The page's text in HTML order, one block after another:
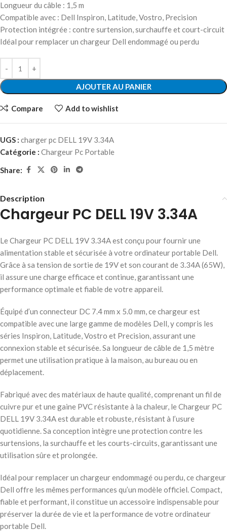
Longueur du câble : 1,5 m
Compatible avec : Dell Inspiron, Latitude, Vostro, Precision
Protection intégrée : contre surtension, surchauffe et court-circuit
Idéal pour remplacer un chargeur Dell endommagé ou perdu
AJOUTER AU PANIER
Compare Add to wishlist
UGS : charger pc DELL 19V 3.34A
Catégorie : Chargeur Pc Portable
Share:
Description
Chargeur PC DELL 19V 3.34A
Le Chargeur PC DELL 19V 3.34A est conçu pour fournir une
alimentation stable et sécurisée à votre ordinateur portable Dell.
Grâce à sa tension de sortie de 19V et son courant de 3.34A (65W),
il assure une charge efficace et continue, garantissant une
performance optimale et fiable de votre appareil.
Équipé d’un connecteur DC 7.4 mm x 5.0 mm, ce chargeur est
compatible avec une large gamme de modèles Dell, y compris les
séries Inspiron, Latitude, Vostro et Precision, assurant une
connexion stable et sécurisée. Sa longueur de câble de 1,5 mètre
permet une utilisation pratique à la maison, au bureau ou en
déplacement.
Fabriqué avec des matériaux de haute qualité, comprenant un fil de
cuivre pur et une gaine PVC résistante à la chaleur, le Chargeur PC
DELL 19V 3.34A est durable et robuste, résistant à l’usure
quotidienne. Sa conception intègre une protection contre les
surtensions, la surchauffe et les courts-circuits, garantissant une
utilisation sûre et prolongée.
Idéal pour remplacer un chargeur endommagé ou perdu, ce chargeur
Dell offre les mêmes performances qu’un modèle officiel. Compact,
fiable et performant, il constitue un accessoire indispensable pour
préserver la durée de vie et la performance de votre ordinateur
portable Dell.